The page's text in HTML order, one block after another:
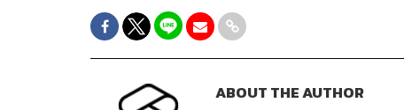
ABOUT THE AUTHOR